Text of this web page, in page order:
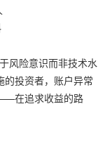
风险意识而非技术水
的投资者，账户异常
在追求收益的路